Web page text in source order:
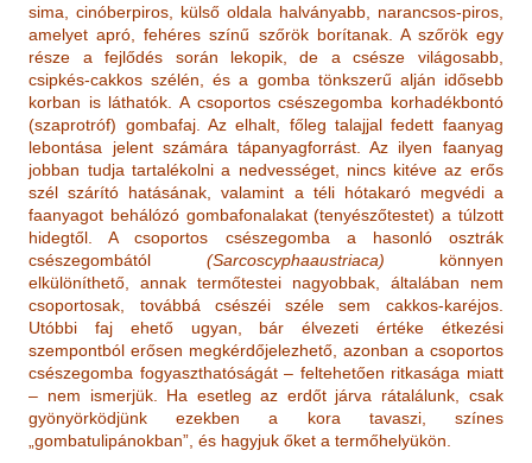
sima, cinóberpiros, külső oldala halványabb, narancsos-piros,
amelyet apró, fehéres színű szőrök borítanak. A szőrök egy
része a fejlődés során lekopik, de a csésze világosabb,
csipkés-cakkos szélén, és a gomba tönkszerű alján idősebb
korban is láthatók. A csoportos csészegomba korhadékbontó
(szaprotróf) gombafaj. Az elhalt, főleg talajjal fedett faanyag
lebontása jelent számára tápanyagforrást. Az ilyen faanyag
jobban tudja tartalékolni a nedvességet, nincs kitéve az erős
szél szárító hatásának, valamint a téli hótakaró megvédi a
faanyagot behálózó gombafonalakat (tenyészőtestet) a túlzott
hidegtől. A csoportos csészegomba a hasonló osztrák
csészegombától (Sarcoscyphaaustriaca) könnyen
elkülöníthető, annak termőtestei nagyobbak, általában nem
csoportosak, továbbá csészéi széle sem cakkos-karéjos.
Utóbbi faj ehető ugyan, bár élvezeti értéke étkezési
szempontból erősen megkérdőjelezhető, azonban a csoportos
csészegomba fogyaszthatóságát – feltehetően ritkasága miatt
– nem ismerjük. Ha esetleg az erdőt járva rátalálunk, csak
gyönyörködjünk ezekben a kora tavaszi, színes
„gombatulipánokban”, és hagyjuk őket a termőhelyükön.